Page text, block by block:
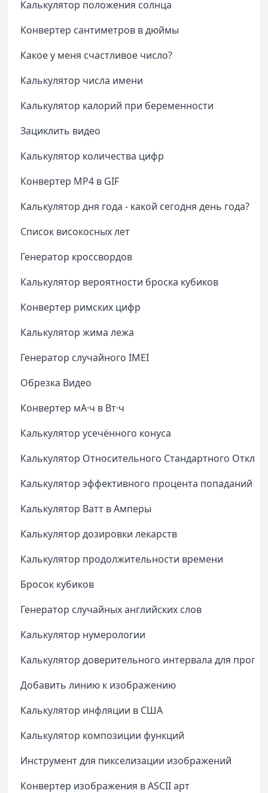
Калькулятор положения солнца
Конвертер сантиметров в дюймы
Какое у меня счастливое число?
Калькулятор числа имени
Калькулятор калорий при беременности
Зациклить видео
Калькулятор количества цифр
Конвертер MP4 в GIF
Калькулятор дня года - какой сегодня день года?
Список високосных лет
Генератор кроссвордов
Калькулятор вероятности броска кубиков
Конвертер римских цифр
Калькулятор жима лежа
Генератор случайного IMEI
Обрезка Видео
Конвертер мА·ч в Вт·ч
Калькулятор усечённого конуса
Калькулятор Относительного Стандартного
Калькулятор эффективного процента попаданий
Калькулятор Ватт в Амперы
Калькулятор дозировки лекарств
Калькулятор продолжительности времени
Бросок кубиков
Генератор случайных английских слов
Калькулятор нумерологии
Калькулятор доверительного интервала для
Добавить линию к изображению
Калькулятор инфляции в США
Калькулятор композиции функций
Инструмент для пикселизации изображений
Конвертер изображения в ASCII арт